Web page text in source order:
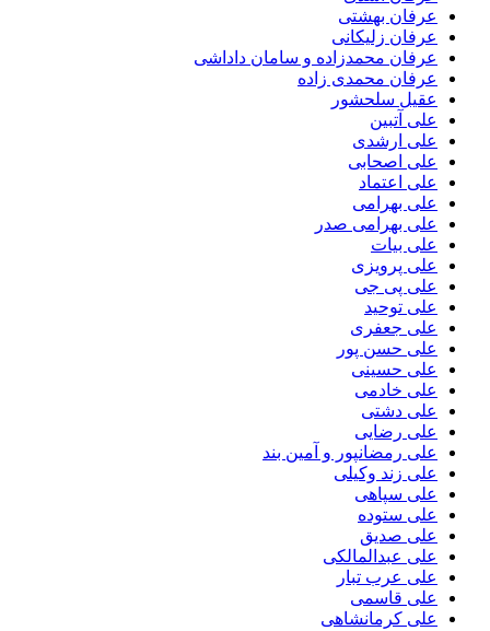
عرفان بهشتی
عرفان زلیکانی
عرفان محمدزاده و سامان داداشی
عرفان محمدی زاده
عقیل سلحشور
علی آتبین
علی ارشدی
علی اصحابی
علی اعتماد
علی بهرامی
علی بهرامی صدر
علی بیات
علی پرویزی
علی پی جی
علی توحید
علی جعفری
علی حسن پور
علی حسینی
علی خادمی
علی دشتی
علی رضایی
علی رمضانپور و آمین بند
علی زند وکیلی
علی سپاهی
علی ستوده
علی صدیق
علی عبدالمالکی
علی عرب تبار
علی قاسمی
علی کرمانشاهی